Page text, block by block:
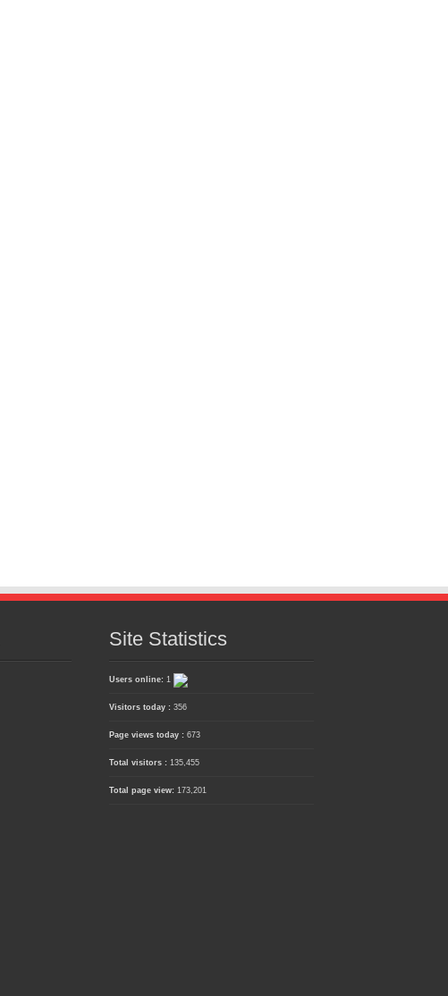
Site Statistics
Users online: 1
Visitors today : 356
Page views today : 673
Total visitors : 135,455
Total page view: 173,201